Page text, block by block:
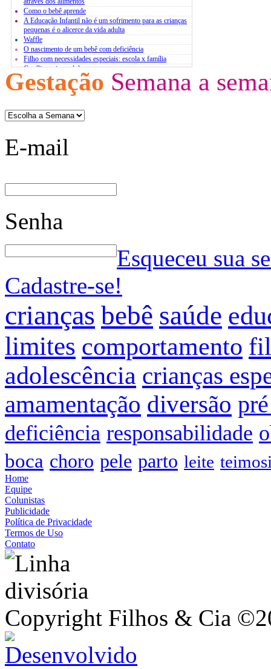
Como o bebê aprende
A Educação Infantil não é um sofrimento para as crianças
pequenas é o alicerce da vida adulta
Waffle
O nascimento de um bebê com deficiência
Filho com necessidades especiais: escola x família
Conflito pais x adolescentes
Atividades extracurriculares
O estresse infantil
Bases para um diálogo com jovens
Gestação Semana a
E-mail
Senha
Esqueceu sua
Cadastre-se!
crianças bebê saúde
limites comportamento
adolescência crianças
amamentação diversão
deficiência responsabilidade
boca choro pele parto leite
Home
Equipe
Colunistas
Publicidade
Política de Privacidade
Termos de Uso
Contato
Copyright Filhos & Cia